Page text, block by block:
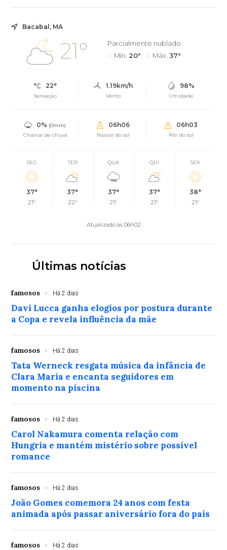
que o encontro foi marcado por atividades ao ar livre,
Bacabal, MA
21°
Parcialmente nublado
Mín. 20° Máx. 37°
22°
Sensação
1.19km/h
Vento
98%
Umidade
0% (0mm)
Chance de chuva
06h06
Nascer do sol
06h03
Pôr do sol
SEG
37°
21°
TER
37°
22°
QUA
37°
21°
QUI
37°
21°
SEX
38°
21°
Atualizado às 06h02
Últimas notícias
famosos Há 2 dias
Davi Lucca ganha elogios por postura durante
a Copa e revela influência da mãe
famosos Há 2 dias
Tata Werneck resgata música da infância de
Clara Maria e encanta seguidores em
momento na piscina
famosos Há 2 dias
Carol Nakamura comenta relação com
Hungria e mantém mistério sobre possível
romance
famosos Há 2 dias
João Gomes comemora 24 anos com festa
animada após passar aniversário fora do país
famosos Há 2 dias